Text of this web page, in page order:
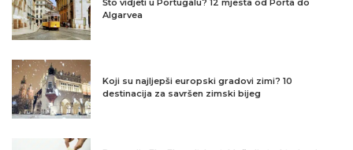
Što vidjeti u Portugalu? 12 mjesta od Porta do
Algarvea
Koji su najljepši europski gradovi zimi? 10
destinacija za savršen zimski bijeg